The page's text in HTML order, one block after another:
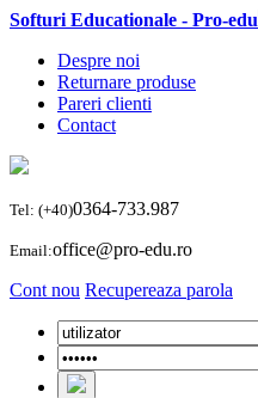
Softuri Educationale - Pro-edu
Despre noi
Returnare produse
Pareri clienti
Contact
Tel: (+40)0364-733.987
Email:office@pro-edu.ro
Cont nou Recupereaza parola